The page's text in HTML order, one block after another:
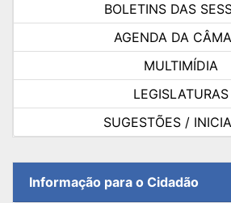
BOLETINS DAS
AGENDA DA
MULTIMÍDIA
LEGISLATURAS
SUGESTÕES /
Informação para o Cidadão